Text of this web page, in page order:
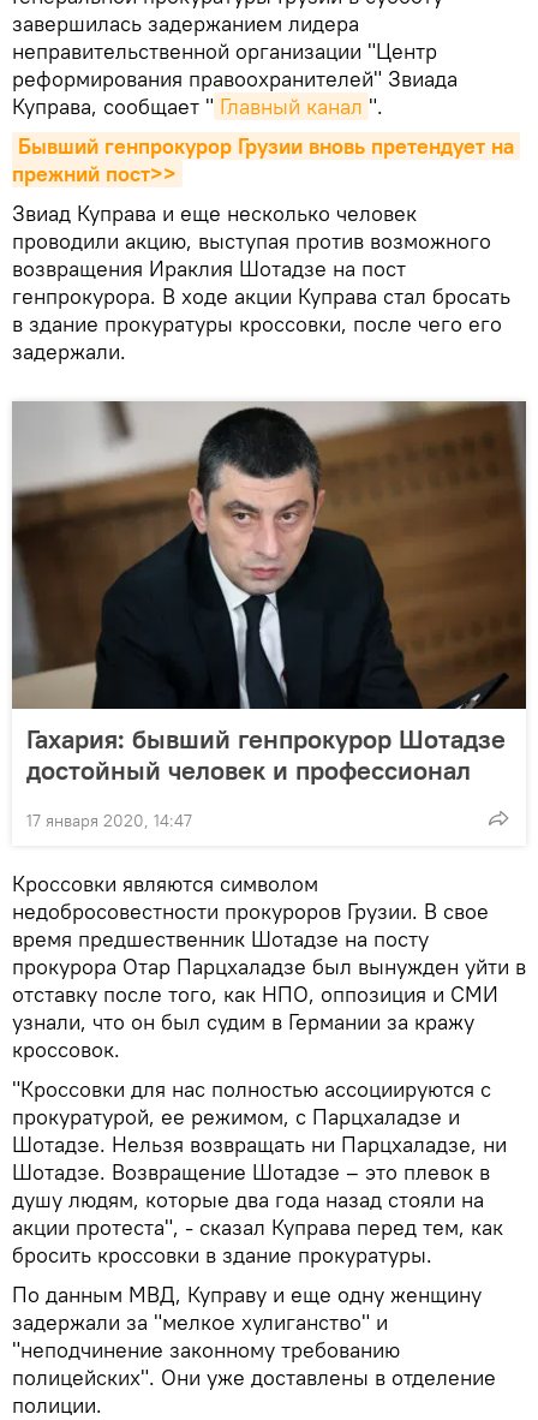
завершилась задержанием лидера
неправительственной организации "Центр
реформирования правоохранителей" Звиада
Куправа, сообщает " Главный канал ".
Бывший генпрокурор Грузии вновь претендует на
прежний пост>>
Звиад Куправа и еще несколько человек
проводили акцию, выступая против возможного
возвращения Ираклия Шотадзе на пост
генпрокурора. В ходе акции Куправа стал бросать
в здание прокуратуры кроссовки, после чего его
задержали.
Гахария: бывший генпрокурор Шотадзе
достойный человек и профессионал
17 января 2020, 14:47
Кроссовки являются символом
недобросовестности прокуроров Грузии. В свое
время предшественник Шотадзе на посту
прокурора Отар Парцхаладзе был вынужден уйти в
отставку после того, как НПО, оппозиция и СМИ
узнали, что он был судим в Германии за кражу
кроссовок.
"Кроссовки для нас полностью ассоциируются с
прокуратурой, ее режимом, с Парцхаладзе и
Шотадзе. Нельзя возвращать ни Парцхаладзе, ни
Шотадзе. Возвращение Шотадзе – это плевок в
душу людям, которые два года назад стояли на
акции протеста", - сказал Куправа перед тем, как
бросить кроссовки в здание прокуратуры.
По данным МВД, Куправу и еще одну женщину
задержали за "мелкое хулиганство" и
"неподчинение законному требованию
полицейских". Они уже доставлены в отделение
полиции.